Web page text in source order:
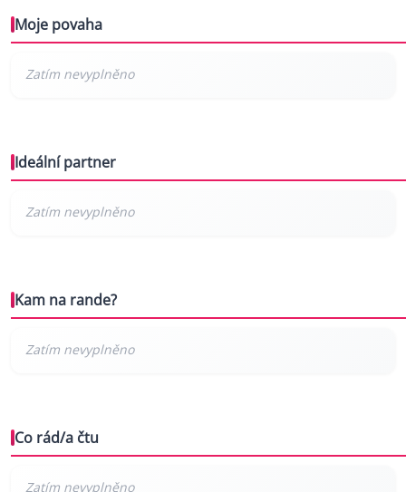
Moje povaha
Ideální partner
Kam na rande?
Co rád/a čtu